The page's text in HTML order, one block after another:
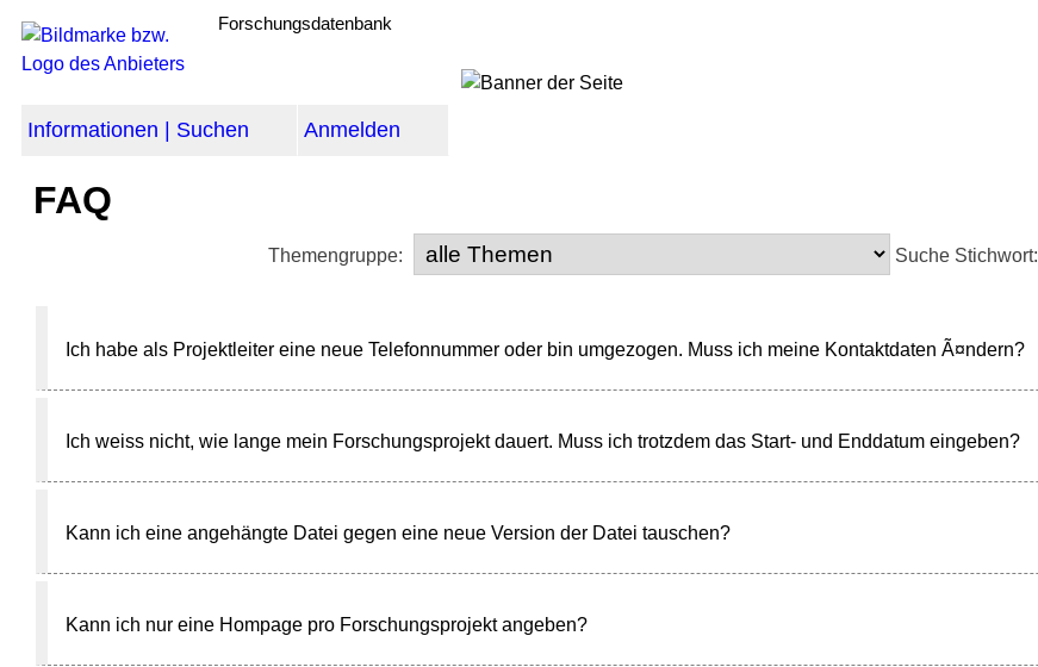
Forschungsdatenbank
Informationen | Suchen Anmelden
FAQ
Themengruppe: Suche Stichwort:
Ich habe als Projektleiter eine neue Telefonnummer oder bin umgezogen. Muss ich meine Kontaktdaten Ã¤ndern?
Ich weiss nicht, wie lange mein Forschungsprojekt dauert. Muss ich trotzdem das Start- und Enddatum eingeben?
Kann ich eine angehängte Datei gegen eine neue Version der Datei tauschen?
Kann ich nur eine Hompage pro Forschungsprojekt angeben?